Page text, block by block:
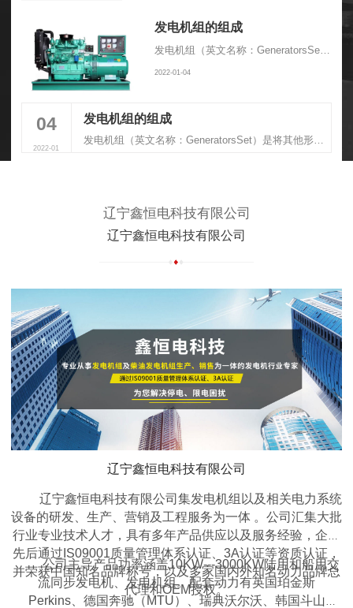
发电机组的组成
发电机组（英文名称：GeneratorsSet）是将其他形式的能源转换成电能的成套机械设备，由动力系统、控制系统、消音系统、减震系统、排气系统组成
2022-01-04
04
2022-01
发电机组的组成
辽宁鑫恒电科技有限公司
辽宁鑫恒电科技有限公司
辽宁鑫恒电科技有限公司
辽宁鑫恒电科技有限公司集发电机组以及相关电力系统
设备的研发、生产、营销及工程服务为一体 。公司汇集大批
行业专业技术人才，具有多年产品供应以及服务经验，企业
先后通过IS09001质量管理体系认证、3A认证等资质认证，
并荣获中国知名品牌称号，以及多家国内外知名动力品牌总
代理和OEM授权。
公司主导产品功率涵盖10KW---3000KW陆用和船用交
流同步发电机、发电机组。配套动力有英国珀金斯
Perkins、德国奔驰（MTU）、瑞典沃尔沃、韩国斗山